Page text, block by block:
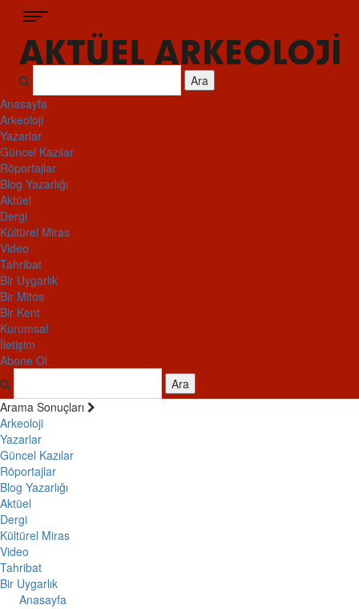
Ara
Anasayfa
Arkeoloji
Yazarlar
Güncel Kazılar
Röportajlar
Blog Yazarlığı
Aktüel
Dergi
Kültürel Miras
Video
Tahribat
Bir Uygarlık
Bir Mitos
Bir Kent
Kurumsal
İletişim
Abone Ol
Ara
Arama Sonuçları
Arkeoloji
Yazarlar
Güncel Kazılar
Röportajlar
Blog Yazarlığı
Aktüel
Dergi
Kültürel Miras
Video
Tahribat
Bir Uygarlık
Anasayfa